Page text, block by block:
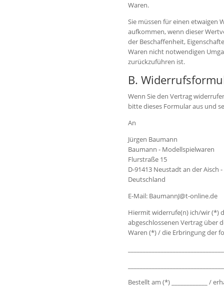
Waren.
Sie müssen für einen etwaigen
aufkommen, wenn dieser
der Beschaffenheit,
Waren nicht notwendigen
zurückzuführen ist.
B.
Wenn Sie den Vertrag
bitte dieses Formular aus und
An
Jürgen Baumann
Baumann - Modellspielwaren
Flurstraße 15
D-91413 Neustadt an der Aisch
Deutschland
E-Mail: BaumannJ@t-online.de
Hiermit widerrufe(n) ich/wir (*)
abgeschlossenen Vertrag über
Waren (*) / die Erbringung der
Bestellt am (*) ____________ /